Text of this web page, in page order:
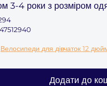
3-4 роки з розміром
Велосипеди для дівчаток 12
Додати до